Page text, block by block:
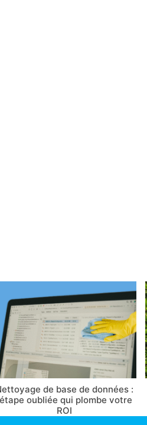
de base de données :
oubliée qui plombe votre
ROI